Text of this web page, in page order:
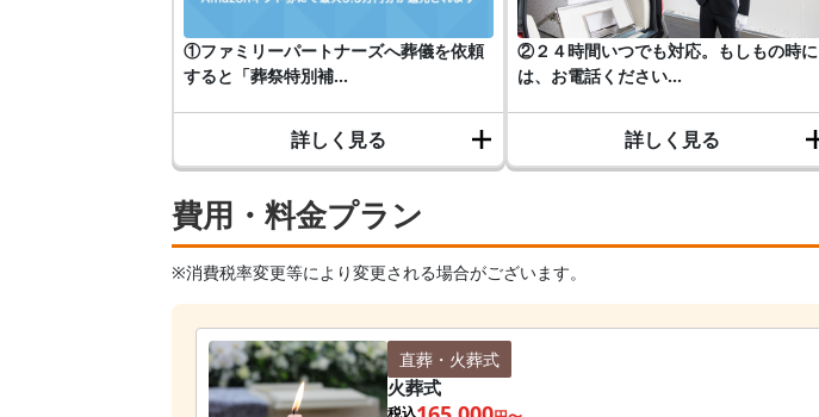
費用・料金プラン
※消費税率変更等により変更される場合がございます。
直葬・火葬式
火葬式
①ファミリーパートナーズへ葬儀を依頼
すると「葬祭特別補...
詳しく見る
②２４時間いつでも対応。もしもの時に
は、お電話ください...
詳しく見る